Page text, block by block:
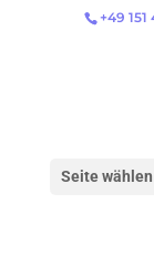
+49
Seite wählen